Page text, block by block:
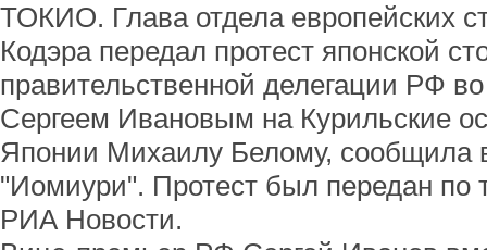
ТОКИО. Глава отдела европейских
Кодэра передал протест японской
правительственной делегации РФ
Сергеем Ивановым на Курильские
Японии Михаилу Белому, сообщила
"Иомиури". Протест был передан по
РИА Новости.